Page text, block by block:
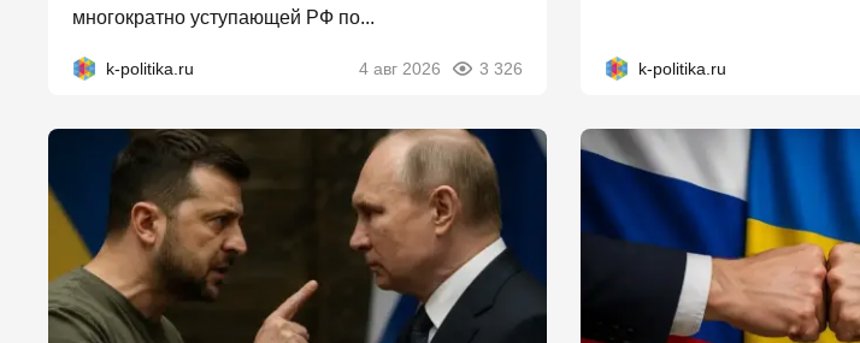
многократно уступающей РФ по...
k-politika.ru 4 авг 2026 3 326 k-politika.ru